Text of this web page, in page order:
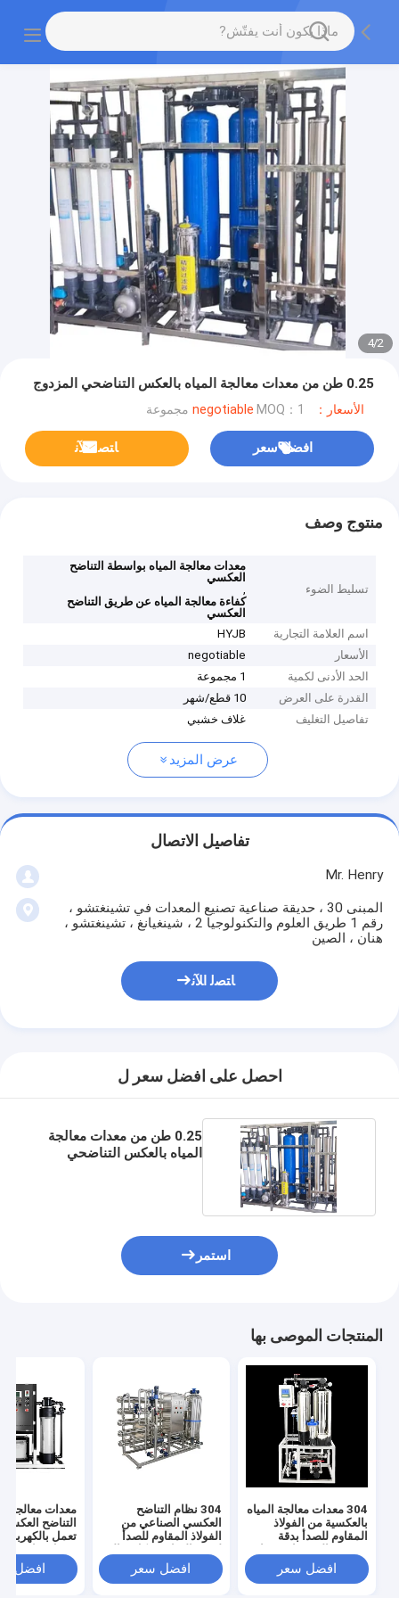
2
/
4
0.25 طن من معدات معالجة المياه بالعكس التناضحي المزدوج
الأسعار：negotiable MOQ：1 مجموعة
افضل سعر ﺎﺘﺼﻟ ﺍﻶﻧ
منتوج وصف
تسليط الضوء
معدات معالجة المياه بواسطة التناضح
العكسي
,
كفاءة معالجة المياه عن طريق التناضح
العكسي
اسم العلامة التجارية
HYJB
الأسعار
negotiable
الحد الأدنى لكمية
1 مجموعة
القدرة على العرض
10 قطع/شهر
تفاصيل التغليف
غلاف خشبي
عرض المزيد
تفاصيل الاتصال
Mr. Henry
المبنى 30 ، حديقة صناعية تصنيع المعدات في تشينغتشو ،
رقم 1 طريق العلوم والتكنولوجيا 2 ، شينغيانغ ، تشينغتشو ،
هنان ، الصين
ﺎﺘﺼﻟ ﺍﻶﻧ
احصل على افضل سعر ل
0.25 طن من معدات معالجة
المياه بالعكس التناضحي
استمر
المنتجات الموصى بها
304 معدات معالجة المياه
بالعكسية من الفولاذ
المقاوم للصدأ بدقة
مدخل المياه 0.3MPAافضل سعر
304 نظام التناضح
العكسي الصناعي من
الفولاذ المقاوم للصدأ
ودائم
افضل سعر
معدات معالجة
التناضح
تعمل
باسكال ودقة
جدًا
افضل